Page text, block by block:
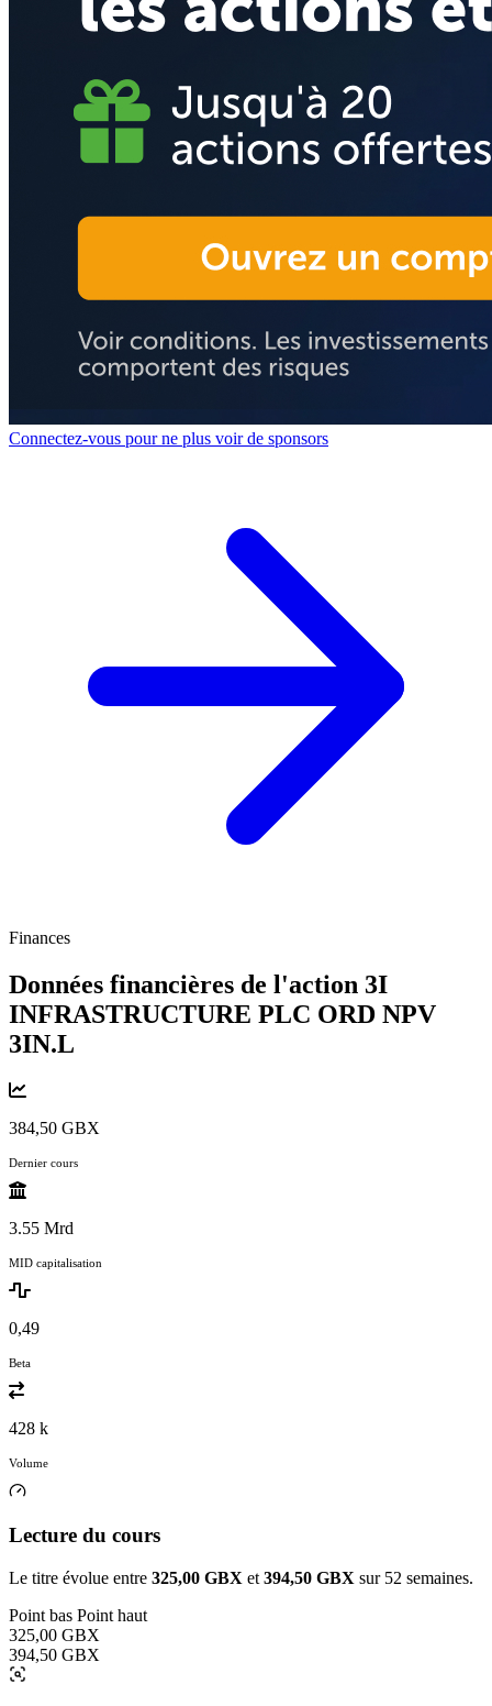
Connectez-vous pour ne plus voir de sponsors
Finances
Données financières de l'action 3I
INFRASTRUCTURE PLC ORD NPV
3IN.L
384,50 GBX
Dernier cours
3.55 Mrd
MID capitalisation
0,49
Beta
428 k
Volume
Lecture du cours
Le titre évolue entre 325,00 GBX et 394,50 GBX sur 52 semaines.
Point bas Point haut
325,00 GBX
394,50 GBX